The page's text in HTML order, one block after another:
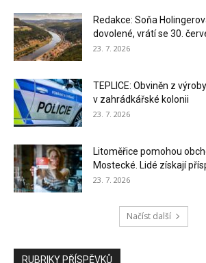
Redakce: Soňa
dovolené, vrátí se 30.
23. 7. 2026
TEPLICE: Obviněn z
v zahrádkářské kolonii
23. 7. 2026
Litoměřice pomohou
Mostecké. Lidé získají
23. 7. 2026
Načíst další
RUBRIKY PŘÍSPĚVKŮ